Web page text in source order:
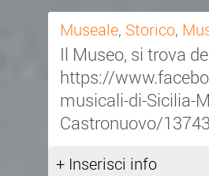
Museale, Storico,
Il Museo, si trova
https://
musicali-di-Sicilia-
Castronuovo/
+ Inserisci info